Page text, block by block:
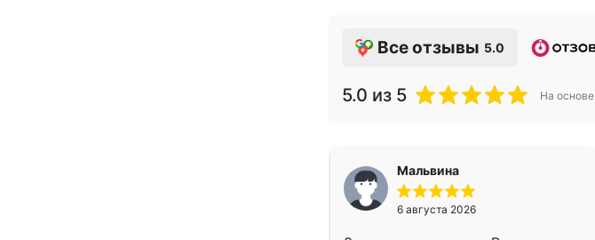
Все отзывы 5.0
5.0 из 5 На основе
Мальвина
6 августа 2026